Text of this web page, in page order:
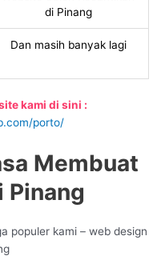
di Pinang
Dan masih banyak lagi
kami di sini :
porto/
Membuat
Pinang
populer kami – web design